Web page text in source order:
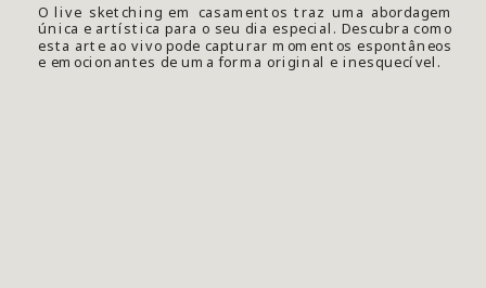
O live sketching em casamentos traz uma abordagem
única e artística para o seu dia especial. Descubra como
esta arte ao vivo pode capturar momentos espontâneos
e emocionantes de uma forma original e inesquecível.